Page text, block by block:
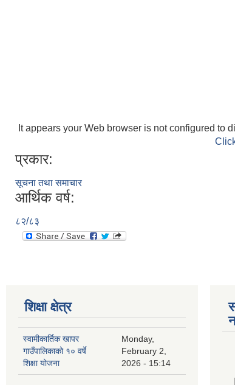
It appears your Web browser is not configured to
प्रकार:
सूचना तथा समाचार
आर्थिक वर्ष:
८२/८३
शिक्षा क्षेत्र
स्वामीकार्तिक खापर
गाउँपालिकाको १० वर्षे
शिक्षा योजना
Monday,
February 2,
2026 - 15:14